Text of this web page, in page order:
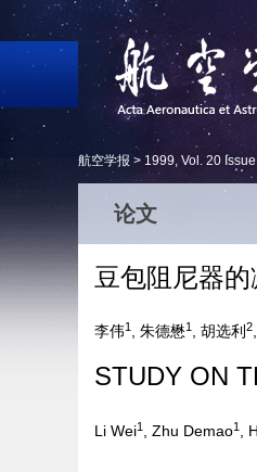
航空学报 > 1999, Vol. 20
论文
豆包阻尼器
李伟1 , 朱德懋1 , 胡选利 2
STUDY ON
Li Wei1 , Zhu Demao1 ,